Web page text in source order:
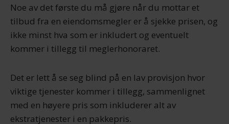
Noe av det første du må gjøre når du mottar et
tilbud fra en eiendomsmegler er å sjekke prisen, og
ikke minst hva som er inkludert og eventuelt
kommer i tillegg til meglerhonoraret.
Det er lett å se seg blind på en lav provisjon hvor
viktige tjenester kommer i tillegg, sammenlignet
med en høyere pris som inkluderer alt av
ekstratjenester i en pakkepris.